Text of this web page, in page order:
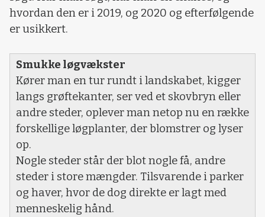
hvordan den er i 2019, og 2020 og efterfølgende
er usikkert.
Smukke løgvækster
Kører man en tur rundt i landskabet, kigger
langs grøftekanter, ser ved et skovbryn eller
andre steder, oplever man netop nu en række
forskellige løgplanter, der blomstrer og lyser
op.
Nogle steder står der blot nogle få, andre
steder i store mængder. Tilsvarende i parker
og haver, hvor de dog direkte er lagt med
menneskelig hånd.